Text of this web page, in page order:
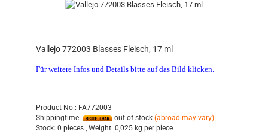
Vallejo 772003 Blasses Fleisch, 17 ml
Für weitere Infos und Details bitte auf das Bild klicken.
Product No.: FA772003
Shippingtime:
out of stock (abroad may vary)
Stock: 0 pieces , Weight: 0,025 kg per piece